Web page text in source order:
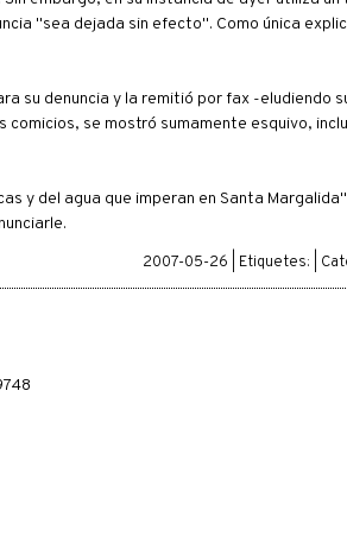
"sea dejada sin efecto". Como única
su denuncia y la remitió por fax -eludiendo
se mostró sumamente esquivo,
y del agua que imperan en Santa
2007-05-26 | Etiquetes: |